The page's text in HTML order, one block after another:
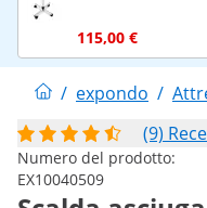
115,00 €
/ expondo /
(9)
Numero del prodotto:
EX10040509